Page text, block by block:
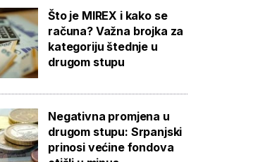
Što je MIREX i kako se
računa? Važna brojka za
kategoriju štednje u
drugom stupu
Negativna promjena u
drugom stupu: Srpanjski
prinosi većine fondova